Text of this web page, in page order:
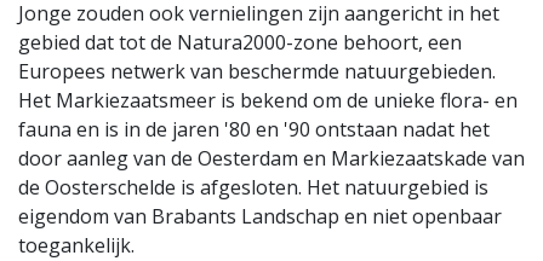
Jonge zouden ook vernielingen zijn aangericht in het
gebied dat tot de Natura2000-zone behoort, een
Europees netwerk van beschermde natuurgebieden.
Het Markiezaatsmeer is bekend om de unieke flora- en
fauna en is in de jaren '80 en '90 ontstaan nadat het
door aanleg van de Oesterdam en Markiezaatskade van
de Oosterschelde is afgesloten. Het natuurgebied is
eigendom van Brabants Landschap en niet openbaar
toegankelijk.